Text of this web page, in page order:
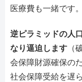
医療費も一緒です。
逆ピラミッドの人
なり逼迫します （
会保障財源確保の
社会保障受給を遅